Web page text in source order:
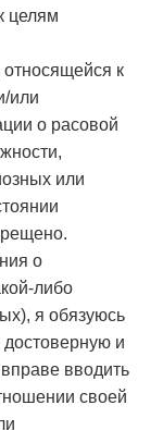
целям
к
или
о расовой
или
о
либо
я обязуюсь
достоверную и
вводить
своей